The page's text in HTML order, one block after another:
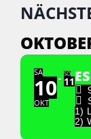
SA
10
OKT
SO
11
1)
2)